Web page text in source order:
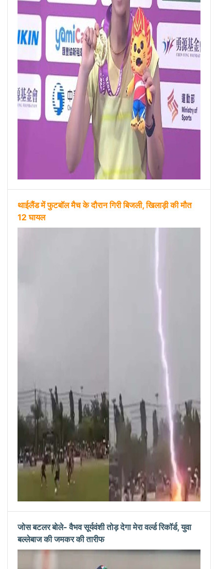
थाईलैंड में फुटबॉल मैच के दौरान गिरी बिजली, खिलाड़ी की मौत
12 घायल
जोस बटलर बोले- वैभव सूर्यवंशी तोड़ देगा मेरा वर्ल्ड रिकॉर्ड, युवा
बल्लेबाज की जमकर की तारीफ